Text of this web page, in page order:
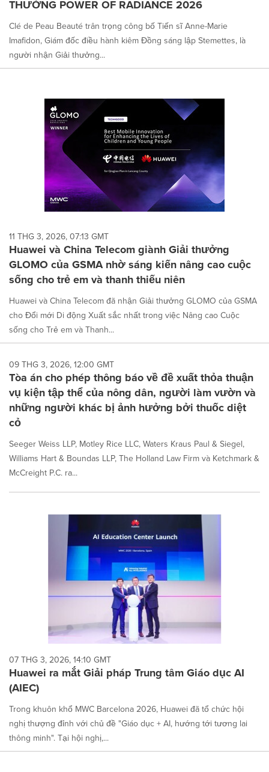
THƯỞNG POWER OF RADIANCE 2026
Clé de Peau Beauté trân trọng công bố Tiến sĩ Anne-Marie
Imafidon, Giám đốc điều hành kiêm Đồng sáng lập Stemettes, là
người nhận Giải thưởng...
11 THG 3, 2026, 07:13 GMT
Huawei và China Telecom giành Giải thưởng
GLOMO của GSMA nhờ sáng kiến nâng cao cuộc
sống cho trẻ em và thanh thiếu niên
Huawei và China Telecom đã nhận Giải thưởng GLOMO của GSMA
cho Đổi mới Di động Xuất sắc nhất trong việc Nâng cao Cuộc
sống cho Trẻ em và Thanh...
09 THG 3, 2026, 12:00 GMT
Tòa án cho phép thông báo về đề xuất thỏa thuận
vụ kiện tập thể của nông dân, người làm vườn và
những người khác bị ảnh hưởng bởi thuốc diệt
cỏ
Seeger Weiss LLP, Motley Rice LLC, Waters Kraus Paul & Siegel,
Williams Hart & Boundas LLP, The Holland Law Firm và Ketchmark &
McCreight P.C. ra...
07 THG 3, 2026, 14:10 GMT
Huawei ra mắt Giải pháp Trung tâm Giáo dục AI
(AIEC)
Trong khuôn khổ MWC Barcelona 2026, Huawei đã tổ chức hội
nghị thượng đỉnh với chủ đề "Giáo dục + AI, hướng tới tương lai
thông minh". Tại hội nghị,...